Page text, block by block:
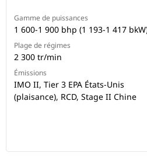
Gamme de puissances
1 600-1 900 bhp (1 193-1 417
Plage de régimes
2 300 tr/min
Émissions
IMO II, Tier 3 EPA États-Unis
(plaisance), RCD, Stage II Chine